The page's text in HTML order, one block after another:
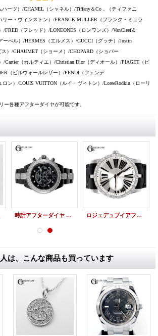
ハーツ）/CHANEL（シャネル）/Tiffany＆Co．（ティファニ
リー・ウィンストン）/FRANCK MULLER（フランク・ミュラ
FRED（フレッド）/LONEONES（ロンワンズ）/VanCleef＆
ーぺル）/HERMES（エルメス）/GUCCI（グッチ）/Justin
）/CHAUMET（ショーメ）/CHOPARD（ショパー
/Cartier（カルティエ）/Christian Dior（ディオール）/PIAGET（ピ
（ビルウォールレザー）/FENDI（フェンデ
ロン）/LOUIS VUITTON（ルイ・ヴィトン）/LoreeRodkin（ローリ
各種アフターダイヤが可能です。
時計アフターダイヤ シャネルJ12 9Pクロノ ベゼルダイヤ/ブレスダイヤ ロジェデュブイアフターダイヤ | エクスカリバー42 RDDBEX0354
は、こんな商品も買っています